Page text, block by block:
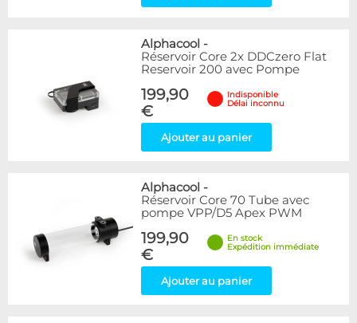
Alphacool -
Réservoir Core 2x DDCzero Flat
Reservoir 200 avec Pompe
199,90
€
Indisponible
Délai inconnu
Ajouter au panier
Alphacool -
Réservoir Core 70 Tube avec
pompe VPP/D5 Apex PWM
199,90
€
En stock
Expédition immédiate
Ajouter au panier